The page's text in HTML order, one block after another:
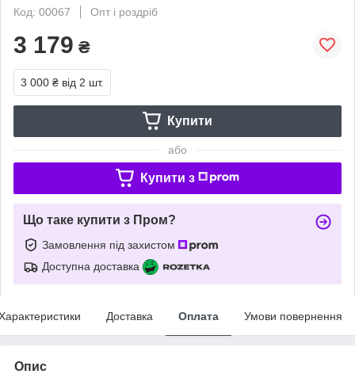
Код: 00067
Опт і роздріб
3 179 ₴
3 000 ₴ від 2 шт.
Купити
або
Купити з
Що таке купити з Пром?
Замовлення під захистом
Доступна доставка
Доставка Оплата Умови повернення
Опис